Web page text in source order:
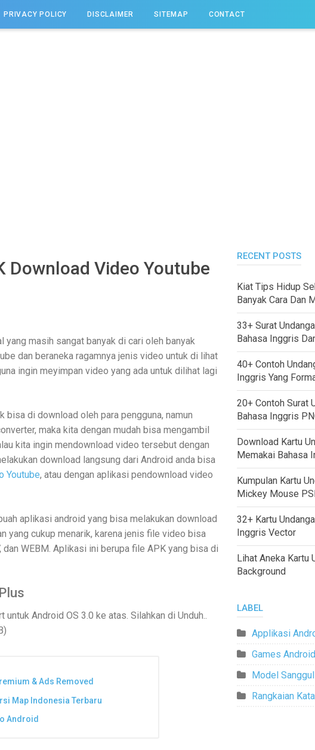
PRIVACY POLICY DISCLAIMER SITEMAP CONTACT
Download Video Youtube
yang masih sangat banyak di cari oleh banyak
dan beraneka ragamnya jenis video untuk di lihat
ingin meyimpan video yang ada untuk dilihat lagi
bisa di download oleh para pengguna, namun
maka kita dengan mudah bisa mengambil
kita ingin mendownload video tersebut dengan
download langsung dari Android anda bisa
Youtube, atau dengan aplikasi pendownload video
aplikasi android yang bisa melakukan download
yang cukup menarik, karena jenis file video bisa
WEBM. Aplikasi ini berupa file APK yang bisa di
Android OS 3.0 ke atas. Silahkan di Unduh..
& Ads Removed
Map Indonesia Terbaru
Android
RECENT POSTS
Kiat Tips Hidup
Banyak Cara Dan
33+ Surat
Bahasa Inggris
40+ Contoh
Inggris Yang
20+ Contoh Surat
Bahasa Inggris
Download Kartu
Memakai Bahasa
Kumpulan Kartu
Mickey Mouse
32+ Kartu
Inggris Vector
Lihat Aneka Kartu
Background
LABEL
Applikasi
Games Android
Model
Rangkaian Kata